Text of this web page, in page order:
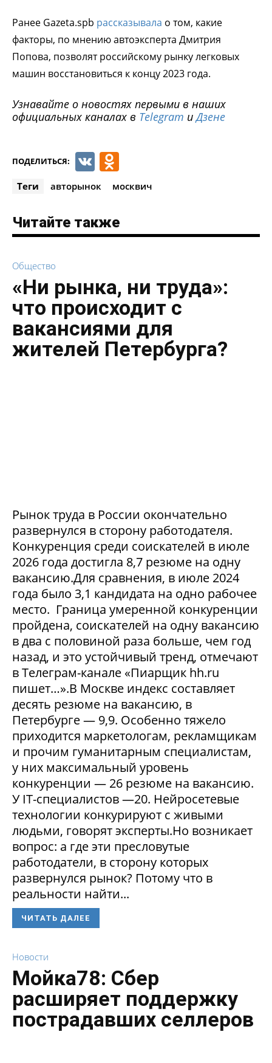
Ранее Gazeta.spb рассказывала о том, какие
факторы, по мнению автоэксперта Дмитрия
Попова, позволят российскому рынку легковых
машин восстановиться к концу 2023 года.
Узнавайте о новостях первыми в наших
официальных каналах в Telegram иДзене
ПОДЕЛИТЬСЯ: VK
Теги авторынок москвич
Читайте также
Общество
«Ни рынка, ни труда»:
что происходит с
вакансиями для
жителей Петербурга?
Рынок труда в России окончательно
развернулся в сторону работодателя.
Конкуренция среди соискателей в июле
2026 года достигла 8,7 резюме на одну
вакансию.Для сравнения, в июле 2024
года было 3,1 кандидата на одно рабочее
место. Граница умеренной конкуренции
пройдена, соискателей на одну вакансию
в два с половиной раза больше, чем год
назад, и это устойчивый тренд, отмечают
в Телеграм-канале «Пиарщик hh.ru
пишет…».В Москве индекс составляет
десять резюме на вакансию, в
Петербурге — 9,9. Особенно тяжело
приходится маркетологам, рекламщикам
и прочим гуманитарным специалистам,
у них максимальный уровень
конкуренции — 26 резюме на вакансию.
У IT-специалистов —20. Нейросетевые
технологии конкурируют с живыми
людьми, говорят эксперты.Но возникает
вопрос: а где эти пресловутые
работодатели, в сторону которых
развернулся рынок? Потому что в
реальности найти...
ЧИТАТЬ ДАЛЕЕ
Новости
Мойка78: Сбер
расширяет поддержку
пострадавших селлеров